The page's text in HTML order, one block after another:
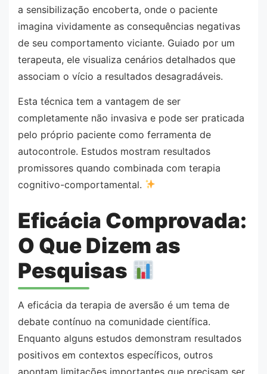
a sensibilização encoberta, onde o paciente
imagina vividamente as consequências negativas
de seu comportamento viciante. Guiado por um
terapeuta, ele visualiza cenários detalhados que
associam o vício a resultados desagradáveis.
Esta técnica tem a vantagem de ser
completamente não invasiva e pode ser praticada
pelo próprio paciente como ferramenta de
autocontrole. Estudos mostram resultados
promissores quando combinada com terapia
cognitivo-comportamental.
Eficácia Comprovada:
O Que Dizem as
Pesquisas
A eficácia da terapia de aversão é um tema de
debate contínuo na comunidade científica.
Enquanto alguns estudos demonstram resultados
positivos em contextos específicos, outros
apontam limitações importantes que precisam ser